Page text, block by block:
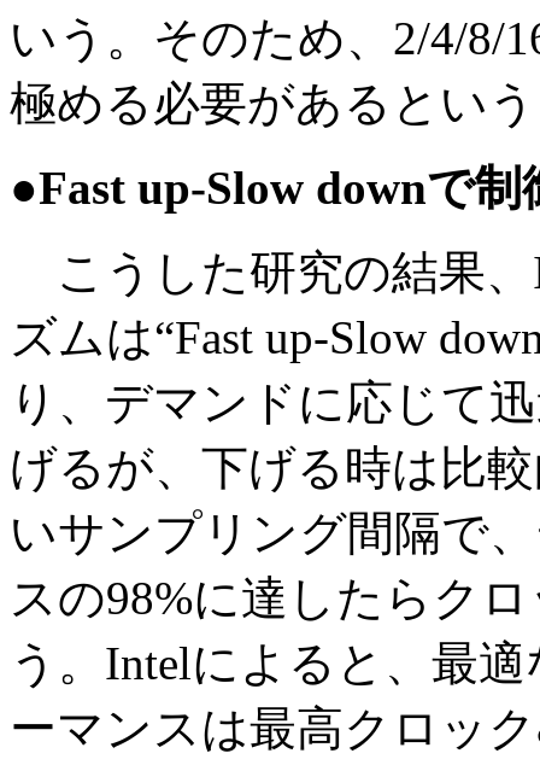
いう。そのため、2/4/8/
極める必要があるとい
●Fast up-Slow downで制
こうした研究の結果、
ズムは“Fast up-Slow
り、デマンドに応じて
げるが、下げる時は比
いサンプリング間隔で
スの98%に達したらク
う。Intelによると、最
ーマンスは最高クロッ